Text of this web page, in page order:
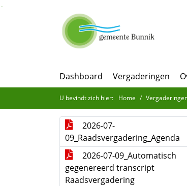
Ga naar de inhoud van deze pagina
Ga naar het zoeken
Ga naar het menu
Dashboard Vergaderingen
U bevindt zich hier: Home
2026-07-
09_Raadsvergadering_Agenda
2026-07-09_Automatisch
gegenereerd transcript
Raadsvergadering